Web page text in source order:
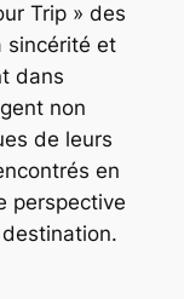
Trip » des
sincérité et
dans
non
de leurs
en
perspective